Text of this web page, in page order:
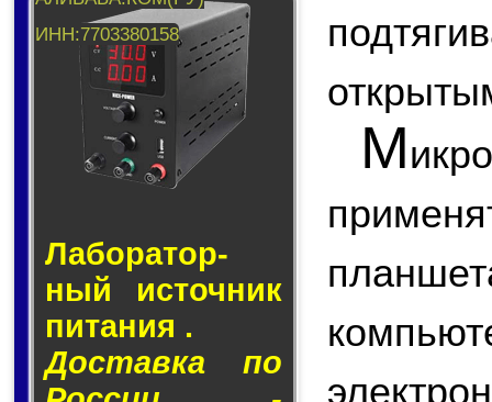
Лаборатор­
ный ис­точ­ник
пи­та­ния .
Доставка по
М